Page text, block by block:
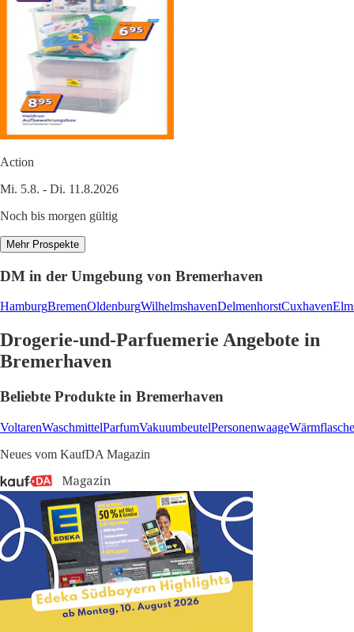
Action
Mi. 5.8. - Di. 11.8.2026
Noch bis morgen gültig
Mehr Prospekte
DM in der Umgebung von Bremerhaven
HamburgBremenOldenburgWilhelmshavenDelmenhorstCuxhaven
Drogerie-und-Parfuemerie Angebote in
Bremerhaven
Beliebte Produkte in Bremerhaven
VoltarenWaschmittelParfumVakuumbeutelPersonenwaageWärmflasche
Neues vom KaufDA Magazin